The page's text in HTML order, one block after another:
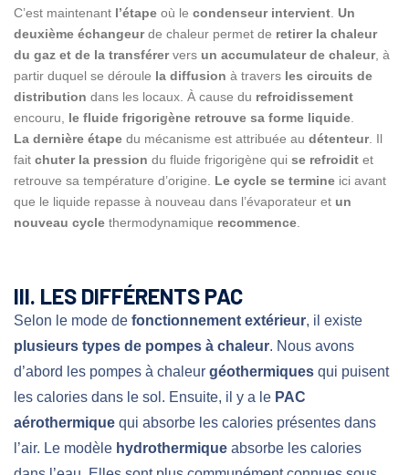
C’est maintenant l’étape où le condenseur intervient Un
deuxième échangeurde chaleur permet de retirer la chaleur
du gaz et de la transférervers un accumulateur de chaleur, à
partir duquel se déroule la diffusion à travers les circuits de
distribution dans les locaux. À cause du refroidissement
encouru, le fluide frigorigène retrouve sa forme liquide
La dernière étape du mécanisme est attribuée au détenteur. Il
fait chuter la pression du fluide frigorigène qui se refroidit et
retrouve sa température d’origine. Le cycle se termine ici avant
que le liquide repasse à nouveau dans l’évaporateur et un
nouveau cycle thermodynamique recommence
III. LES DIFFÉRENTS PAC
Selon le mode de fonctionnement extérieur, il existe
plusieurs types de pompes à chaleur. Nous avons
d’abord les pompes à chaleur géothermiques qui puisent
les calories dans le sol. Ensuite, il y a le PAC
aérothermique qui absorbe les calories présentes dans
l’air. Le modèle hydrothermique absorbe les calories